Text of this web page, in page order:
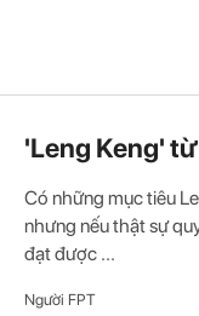
'Leng Keng'
Có những mục tiêu
nhưng nếu thật sự
đạt được ...
Người FPT